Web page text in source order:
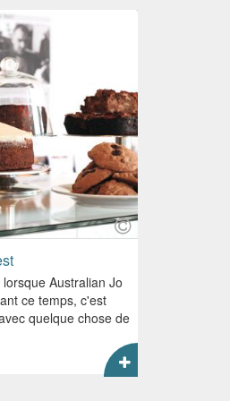
Australian Jo
ce temps, c'est
quelque chose de